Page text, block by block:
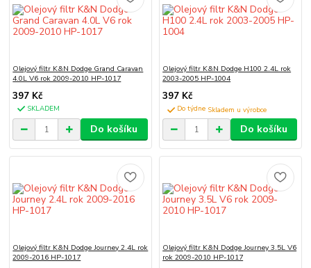
Olejový filtr K&N Dodge Grand Caravan
4.0L V6 rok 2009-2010 HP-1017
397 Kč
SKLADEM
Do košíku
Olejový filtr K&N Dodge H100 2.4L rok
2003-2005 HP-1004
397 Kč
Do týdne
Do košíku
Olejový filtr K&N Dodge Journey 2.4L rok
2009-2016 HP-1017
Olejový filtr K&N Dodge Journey 3.5L V6
rok 2009-2010 HP-1017